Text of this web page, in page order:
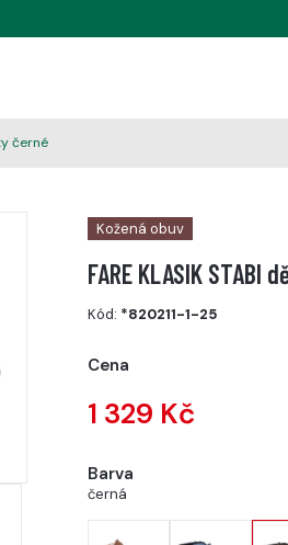
černé
Kožená obuv
FARE KLASIK
Kód: *820211-1-25
Cena
1 329 Kč
Barva
černá